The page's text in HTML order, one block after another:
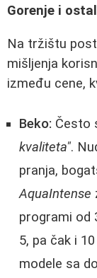
Gorenje i
Na tržištu
mišljenja
između cene,
Beko: Često
kvaliteta".
pranja,
AquaIntense
programi od
5, pa čak i
modele sa